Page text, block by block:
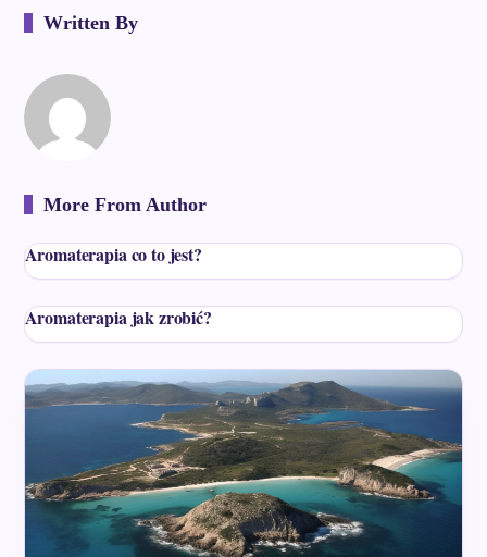
Written By
More From Author
Aromaterapia co to jest?
Aromaterapia jak zrobić?